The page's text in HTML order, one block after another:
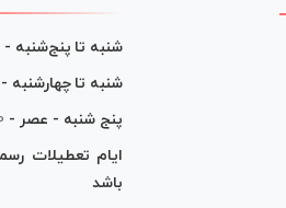
شنبه تا پنج‌شنبه
شنبه تا
پنج شنبه - عصر -
ایام تعطیلات
باشد